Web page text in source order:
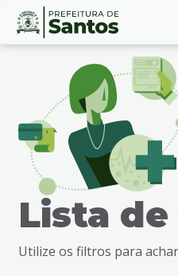
Ir
busca
Conteúdo
Lista
Utilize os filtros para